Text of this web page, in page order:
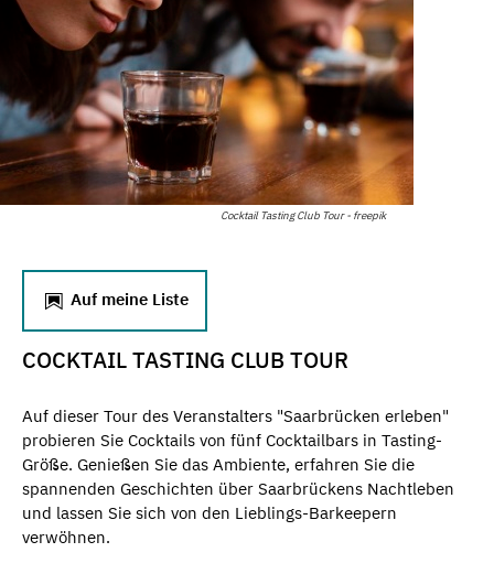
Cocktail Tasting Club Tour - freepik
Auf meine Liste
COCKTAIL TASTING CLUB TOUR
Auf dieser Tour des Veranstalters "Saarbrücken erleben"
probieren Sie Cocktails von fünf Cocktailbars in Tasting-
Größe. Genießen Sie das Ambiente, erfahren Sie die
spannenden Geschichten über Saarbrückens Nachtleben
und lassen Sie sich von den Lieblings-Barkeepern
verwöhnen.